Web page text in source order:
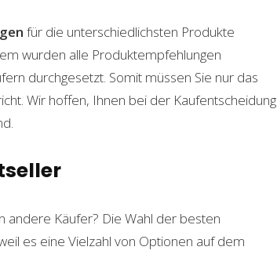
für die unterschiedlichsten Produkte
wurden alle Produktempfehlungen
durchgesetzt. Somit müssen Sie nur das
Wir hoffen, Ihnen bei der Kaufentscheidung
Käufer? Die Wahl der besten
es eine Vielzahl von Optionen auf dem